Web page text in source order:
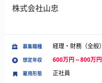
株式会社山忠
募集職種 経理・財務（全般）
想定年収 600万円～800万円
雇用形態 正社員